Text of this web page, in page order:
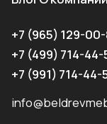
+7 (965) 129-
+7 (499) 714-44-
+7 (991) 714-44-